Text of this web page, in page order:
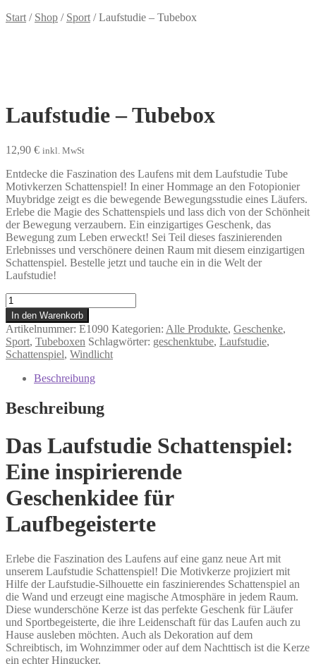
Start / Shop / Sport /Laufstudie – Tubebox
Laufstudie – Tubebox
12,90 € inkl. MwSt
Entdecke die Faszination des Laufens mit dem Laufstudie Tube
Motivkerzen Schattenspiel! In einer Hommage an den Fotopionier
Muybridge zeigt es die bewegende Bewegungsstudie eines Läufers.
Erlebe die Magie des Schattenspiels und lass dich von der Schönheit
der Bewegung verzaubern. Ein einzigartiges Geschenk, das
Bewegung zum Leben erweckt! Sei Teil dieses faszinierenden
Erlebnisses und verschönere deinen Raum mit diesem einzigartigen
Schattenspiel. Bestelle jetzt und tauche ein in die Welt der
Laufstudie!
Laufstudie
-
Tubebox
Menge
In den Warenkorb
Artikelnummer: E1090 Kategorien: Alle Produkte, Geschenke,
Sport, Tubeboxen Schlagwörter: geschenktube, Laufstudie,
Schattenspiel, Windlicht
Beschreibung
Beschreibung
Das Laufstudie Schattenspiel:
Eine inspirierende
Geschenkidee für
Laufbegeisterte
Erlebe die Faszination des Laufens auf eine ganz neue Art mit
unserem Laufstudie Schattenspiel! Die Motivkerze projiziert mit
Hilfe der Laufstudie-Silhouette ein faszinierendes Schattenspiel an
die Wand und erzeugt eine magische Atmosphäre in jedem Raum.
Diese wunderschöne Kerze ist das perfekte Geschenk für Läufer
und Sportbegeisterte, die ihre Leidenschaft für das Laufen auch zu
Hause ausleben möchten. Auch als Dekoration auf dem
Schreibtisch, im Wohnzimmer oder auf dem Nachttisch ist die Kerze
ein echter Hingucker.